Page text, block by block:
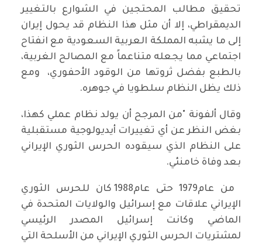
تحقيق مطالب المحتجين في الشوارع بالتغيير
الديمقراطي، إلا أن مثل هذا النظام قد يحول إيران
إلى ما يشبه المملكة العربية السعودية مع انفتاح
اجتماعي مما يجعله متناعماً مع المصالح الغربية،
بالطبع بفضل ثروتها من الوقود الأحفوري، ومع
ذلك يظل النظام سلطويا في جوهره.
وقال ألفونة "من المرجح أن يولد نظام عملي كهذا،
بغض النظر عن أي تغييرات أيديولوجية مستقبلية
على النظام الذي سيقوده الحرس الثوري الإيراني
بعد وفاة خامنئي.
من عام1979 حتى عام1988 كان للحرس الثوري
الإيراني علاقات مع إسرائيل والولايات المتحدة في
الماضي وكانت إسرائيل المصدر الرئيسي
لمشتريات الحرس الثوري الإيراني من الأسلحة التي